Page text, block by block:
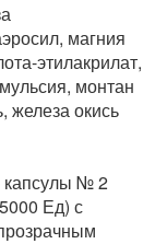
магния
этилакрилат,
монтан
железа окись
капсулы № 2
Ед) с